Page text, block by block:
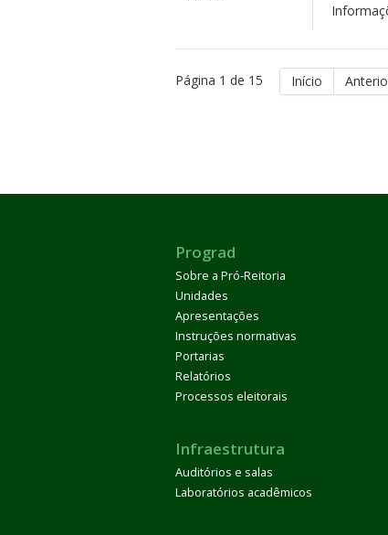
Página 1 de 15 Início
Prograd
Sobre a Pró-Reitoria
Unidades
Apresentações
Instruções normativas
Portarias
Relatórios
Processos eleitorais
Infraestrutura
Auditórios e salas
Laboratórios acadêmicos